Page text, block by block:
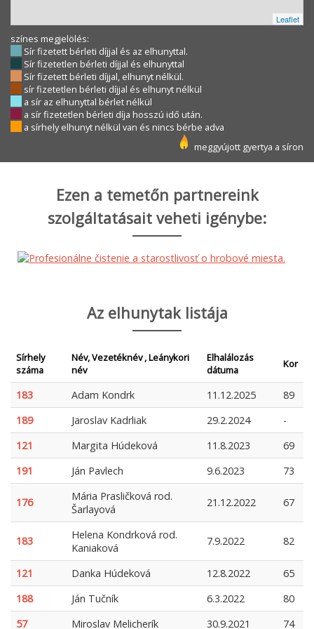
Leaflet
színes megjelölés:
Sír fizetett bérleti díjjal és az elhunyttal.
Sír fizetetlen bérleti díjjal és elhunyttal
Sír fizetett bérleti díjjal, elhunyt nélkül.
sír fizetetlen bérleti díjjal és elhunyt nélkül
a sír az elhunyttal bérlet nélkül
a sír fizetetlen bérleti díja hosszú idő után.
a sírhely elhunyt nélkül van és nincs bérbe adva
meggyújott gyertya a síron
Ezen a temetőn partnereink
szolgáltatásait veheti igénybe:
Az elhunytak listája
Sírhely
száma
Név, Vezetéknév , Leánykori
név
Elhalálozás
dátuma
Kor
183 Adam Kondrk 11.12.2025
89
189
Jaroslav Kadrliak 29.2.2024
-
121
Margita Húdeková 11.8.2023
69
191
Ján Pavlech 9.6.2023 73
176
Mária Prasličková rod.
Šarlayová
21.12.2022 67
183
Helena Kondrková rod.
Kaniaková
7.9.2022 82
121 Danka Húdeková 12.8.2022
65
188
Ján Tučník 6.3.2022
80
57
Miroslav Melicherík 30.9.2021 74